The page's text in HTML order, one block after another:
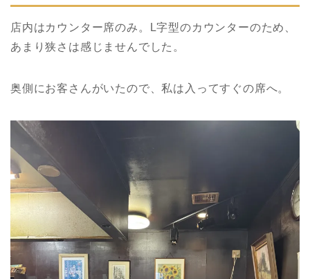
店内はカウンター席のみ。L字型のカウンターのため、
あまり狭さは感じませんでした。
奥側にお客さんがいたので、私は入ってすぐの席へ。